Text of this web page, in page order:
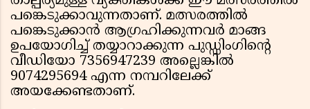
പങ്കെടുക്കാവുന്നതാണ്. മത്സരത്തിൽ
പങ്കെടുക്കാൻ ആഗ്രഹിക്കുന്നവർ മാങ്ങ
ഉപയോഗിച്ച് തയ്യാറാക്കുന്ന പുഡ്ഡിംഗിൻ്റെ
വീഡിയോ 7356947239 അല്ലെങ്കിൽ
9074295694 എന്ന നമ്പറിലേക്ക്
അയക്കേണ്ടതാണ്.